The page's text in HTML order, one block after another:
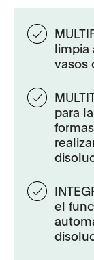
limpia
vasos
para
el